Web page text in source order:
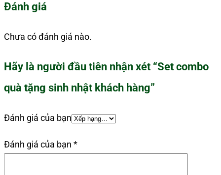
Đánh giá
Chưa có đánh giá nào.
Hãy là người đầu tiên nhận xét “Set combo
quà tặng sinh nhật khách hàng”
Đánh giá của bạn
Đánh giá của bạn *